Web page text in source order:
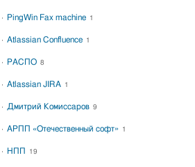
PingWin Fax machine 1
Atlassian Confluence 1
РАСПО 8
Atlassian JIRA 1
Дмитрий Комиссаров 9
АРПП «Отечественный софт» 1
НПП 19